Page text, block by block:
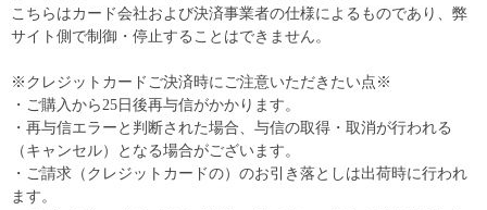
こちらはカード会社および決済事業者の仕様によるものであり、弊
サイト側で制御・停止することはできません。
※クレジットカードご決済時にご注意いただきたい点※
・ご購入から25日後再与信がかかります。
・再与信エラーと判断された場合、与信の取得・取消が行われる
（キャンセル）となる場合がございます。
・ご請求（クレジットカードの）のお引き落としは出荷時に行われ
ます。